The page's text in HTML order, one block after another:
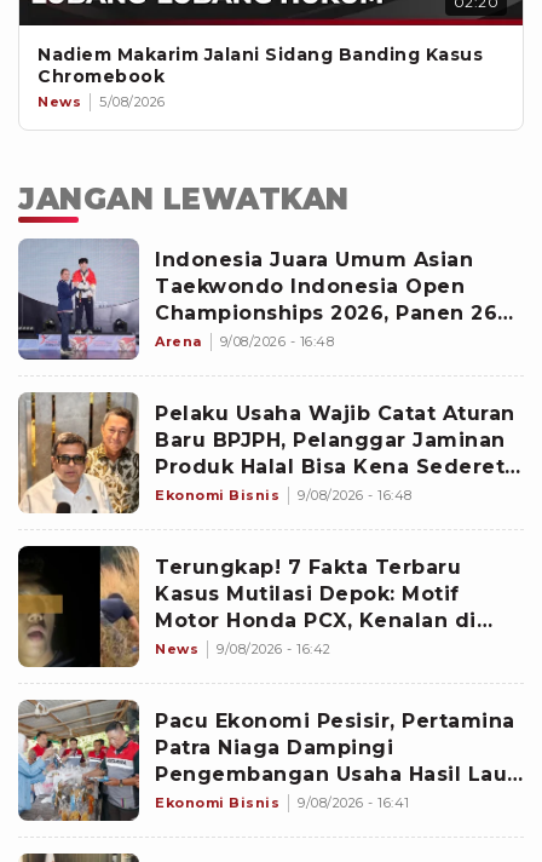
Nadiem Makarim Jalani Sidang Banding Kasus
Chromebook
News 5/08/2026
JANGAN LEWATKAN
Indonesia Juara Umum Asian
Taekwondo Indonesia Open
Championships 2026, Panen 26
Medali Usai Kalahkan 35 Negara
Arena 9/08/2026 - 16:48
Pelaku Usaha Wajib Catat Aturan
Baru BPJPH, Pelanggar Jaminan
Produk Halal Bisa Kena Sederet
Sanksi
Ekonomi Bisnis 9/08/2026 - 16:48
Terungkap! 7 Fakta Terbaru
Kasus Mutilasi Depok: Motif
Motor Honda PCX, Kenalan di
Aplikasi hingga Pelaku Kabur ke
News 9/08/2026 - 16:42
Pacu Ekonomi Pesisir, Pertamina
Patra Niaga Dampingi
Pengembangan Usaha Hasil Laut
di Batam
Ekonomi Bisnis 9/08/2026 - 16:41